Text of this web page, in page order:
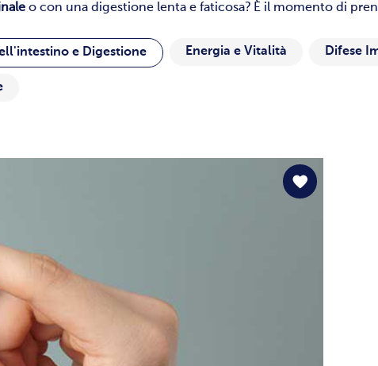
o con una digestione lenta e faticosa? È il momento di
e Digestione Energia e Vitalità Difese